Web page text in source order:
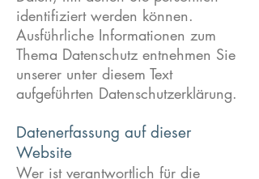
identifiziert werden können.
Ausführliche Informationen zum
Thema Datenschutz entnehmen Sie
unserer unter diesem Text
aufgeführten Datenschutzerklärung.
Datenerfassung auf dieser
Website
Wer ist verantwortlich für die